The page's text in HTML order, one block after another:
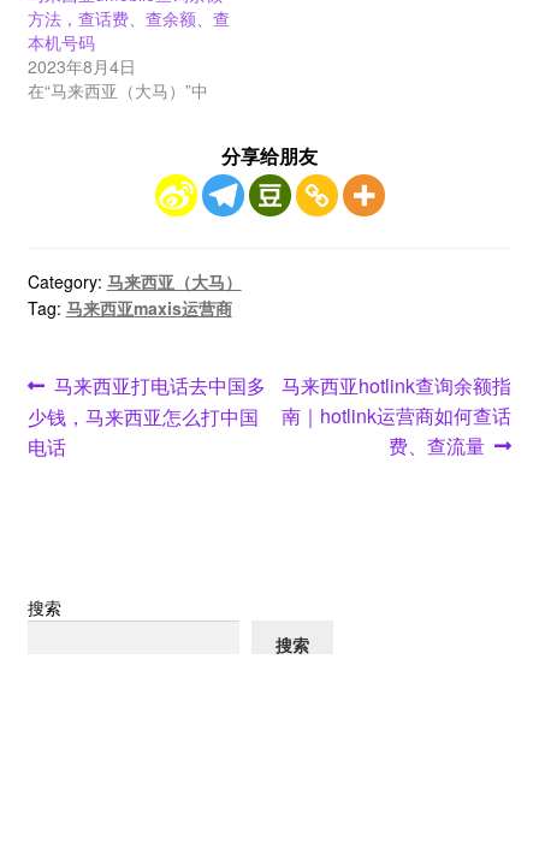
方法，查话费、查余额、查
本机号码
2023年8月4日
在“马来西亚（大马）”中
分享给朋友
Category: 马来西亚（大马）
Tag: 马来西亚maxis运营商
文
章
Previous
post:
马来西亚打电话去中国多
少钱，马来西亚怎么打中国
电话
Next
post:
马来西亚hotlink查询余额指
南｜hotlink运营商如何查话
费、查流量
搜索
搜索